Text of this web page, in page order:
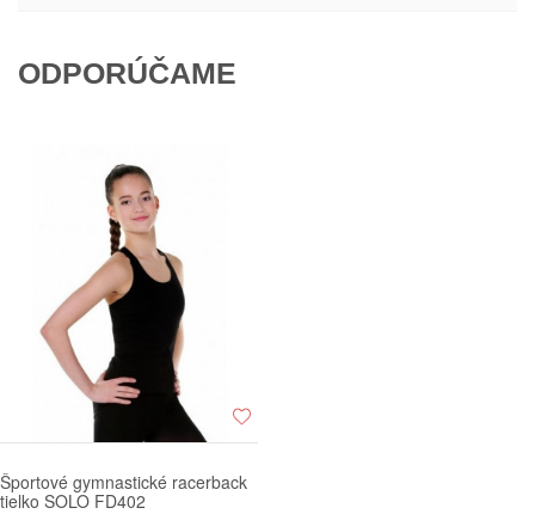
ODPORÚČAME
Športové gymnastické racerback
tielko SOLO FD402